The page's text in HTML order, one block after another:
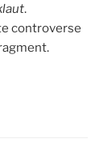
.
controverse